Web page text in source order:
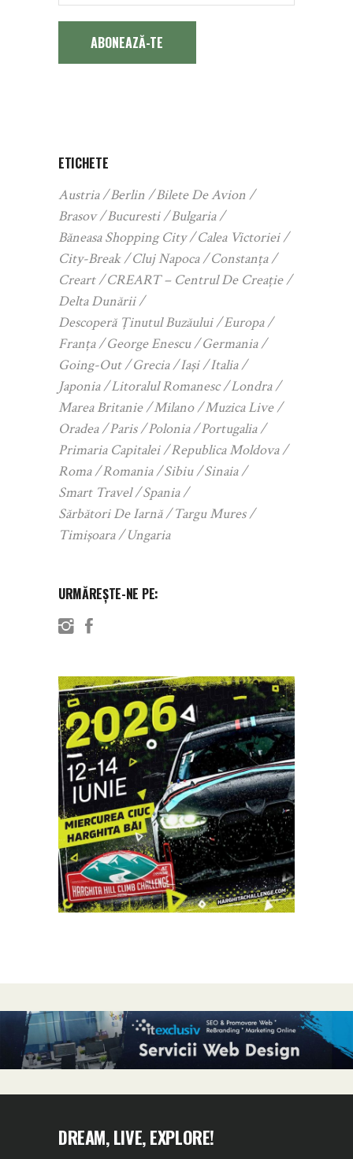
ABONEAZĂ-TE
ETICHETE
Austria Berlin
Bilete De Avion
Brasov
Bucuresti
Bulgaria
Băneasa Shopping City
Calea Victoriei
City-Break
Cluj Napoca
Constanța
Creart
CREART – Centrul De Creație
Delta Dunării
Descoperă Ținutul Buzăului
Europa
Franța
George Enescu
Germania
Going-Out
Grecia Iași
Italia
Japonia
Litoralul Romanesc
Londra
Marea Britanie
Milano
Muzica Live
Oradea
Paris Polonia
Portugalia
Primaria Capitalei
Republica Moldova
Roma
Romania Sibiu
Sinaia
Smart Travel
Spania
Sărbători De Iarnă
Targu Mures
Timișoara
Ungaria
URMĂREȘTE-NE PE:
DREAM, LIVE, EXPLORE!